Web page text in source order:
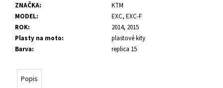
ZNAČKA:
KTM
MODEL:
EXC, EXC-F
ROK:
2014, 2015
Plasty na moto:
plastové kity
Barva: replica 15
Popis
u
m